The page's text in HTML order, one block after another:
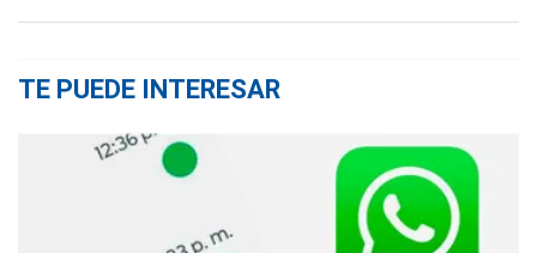
TE PUEDE INTERESAR